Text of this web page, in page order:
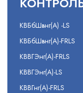
КВБбШвнг(А) -LS
КВБбШвнг(А)-FRLS
КВВГЭнг(А)-FRLS
КВВГЭнг(А)-LS
КВВГнг(А)-FRLS